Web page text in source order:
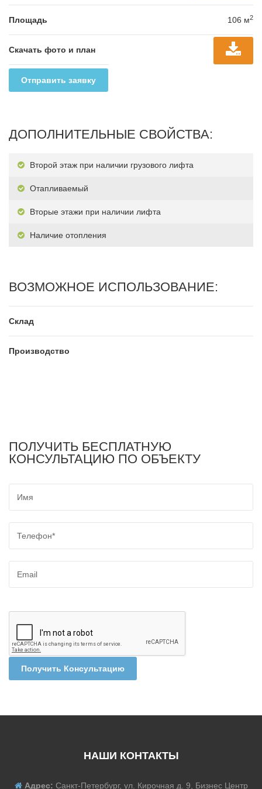
Площадь 106 м2
Скачать фото и план
Отправить заявку
ДОПОЛНИТЕЛЬНЫЕ СВОЙСТВА:
Второй этаж при наличии грузового лифта
Отапливаемый
Вторые этажи при наличии лифта
Наличие отопления
ВОЗМОЖНОЕ ИСПОЛЬЗОВАНИЕ:
Склад
Производство
ПОЛУЧИТЬ БЕСПЛАТНУЮ
КОНСУЛЬТАЦИЮ ПО ОБЪЕКТУ
Получить Консультацию
НАШИ КОНТАКТЫ
Адрес: Санкт-Петербург, ул. Кирочная д. 9, Бизнес Центр